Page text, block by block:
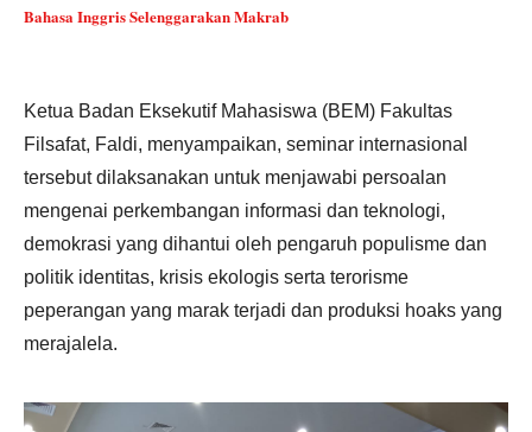
Bahasa Inggris Selenggarakan Makrab
Ketua Badan Eksekutif Mahasiswa (BEM) Fakultas
Filsafat, Faldi, menyampaikan, seminar internasional
tersebut dilaksanakan untuk menjawabi persoalan
mengenai perkembangan informasi dan teknologi,
demokrasi yang dihantui oleh pengaruh populisme dan
politik identitas, krisis ekologis serta terorisme
peperangan yang marak terjadi dan produksi hoaks yang
merajalela.